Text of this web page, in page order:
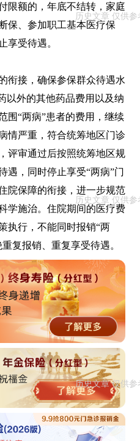
限额的，年底不结转，家庭
保、参加职工基本医疗保
享受待遇。
衔接，确保参保群众待遇水
以外的其他药品费用以及纳
围“两病”患者的费用，继续
情严重，符合统筹地区门诊
评审通过后按照统筹地区规
遇，同时停止享受“两病”门
院保障的衔接，进一步规范
学施治。住院期间的医疗费
执行，不能同时报销“两
复报销、重复享受待遇。